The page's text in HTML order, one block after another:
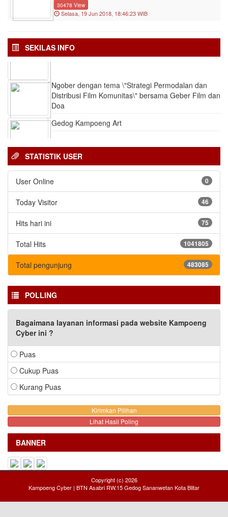
30478 View
Selasa, 19 Jun 2018, 18:46:23 WIB
SEKILAS INFO
Gedog Kampoeng Art 2021
Layanan Panggilan Darurat 112
Ngober dengan tema \"Strategi Permodalan dan
Distribusi Film Komunitas\" bersama Geber Film dan
STATISTIK USER
User Online 0
Today Visitor 46
Hits hari ini 75
Total Hits 1041805
Total pengunjung 483085
POLLING
Bagaimana layanan informasi pada website Kampoeng
Cyber ini ?
Puas
Cukup Puas
Kurang Puas
Lihat Hasil Poling
BANNER
Copyright (c) 2026
Kampoeng Cyber | BTN Asabri RW.15 Gedog Sananwetan Kota Blitar